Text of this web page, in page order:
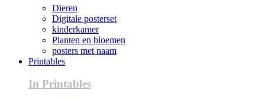
Dieren
Digitale posterset
kinderkamer
Planten en bloemen
posters met naam
Printables
In Printables